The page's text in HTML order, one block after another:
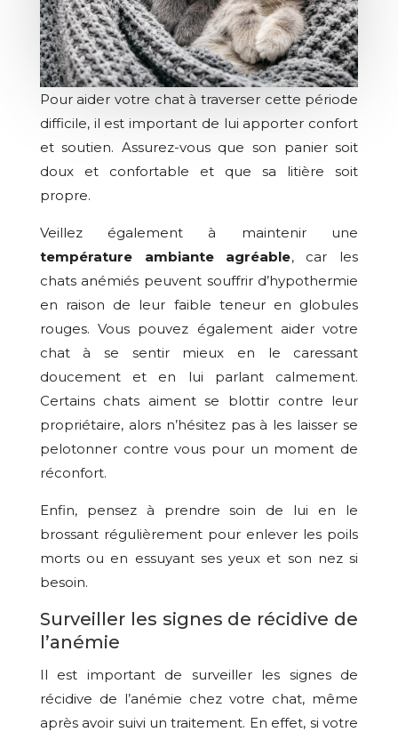
Pour aider votre chat à traverser cette période
difficile, il est important de lui apporter confort
et soutien. Assurez-vous que son panier soit
doux et confortable et que sa litière soit
propre.
Veillez également à maintenir une
température ambiante agréable, car les
chats anémiés peuvent souffrir d’hypothermie
en raison de leur faible teneur en globules
rouges. Vous pouvez également aider votre
chat à se sentir mieux en le caressant
doucement et en lui parlant calmement.
Certains chats aiment se blottir contre leur
propriétaire, alors n’hésitez pas à les laisser se
pelotonner contre vous pour un moment de
réconfort.
Enfin, pensez à prendre soin de lui en le
brossant régulièrement pour enlever les poils
morts ou en essuyant ses yeux et son nez si
besoin.
Surveiller les signes de récidive de
l’anémie
Il est important de surveiller les signes de
récidive de l’anémie chez votre chat, même
après avoir suivi un traitement. En effet, si votre